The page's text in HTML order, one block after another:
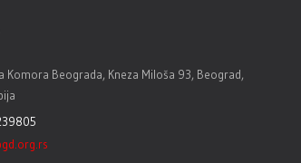
Komora Beograda, Kneza Miloša 93, Beograd,